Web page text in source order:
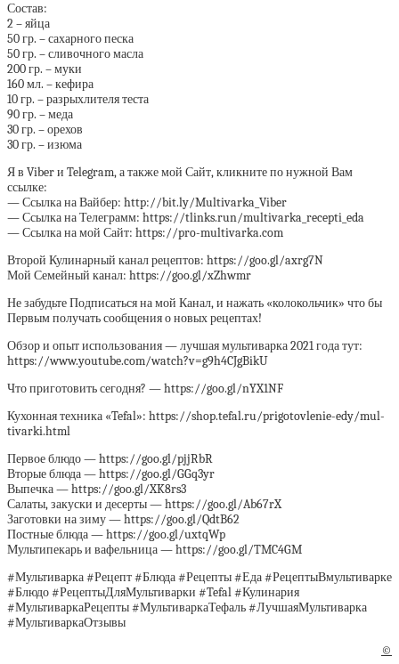
Состав:
2 – яйца
50 гр. – сахарного песка
50 гр. – сливочного масла
200 гр. – муки
160 мл. – кефира
10 гр. – разрыхлителя теста
90 гр. – меда
30 гр. – орехов
30 гр. – изюма
Я в Viber и Telegram, а также мой Сайт, кликните по нужной Вам
ссылке:
— Ссылка на Вайбер: http://bit.ly/Multivarka_Viber
— Ссылка на Телеграмм: https://tlinks.run/multivarka_recepti_eda
— Ссылка на мой Сайт: https://pro-multivarka.com
Второй Кулинарный канал рецептов: https://goo.gl/axrg7N
Мой Семейный канал: https://goo.gl/xZhwmr
Не забудьте Подписаться на мой Канал, и нажать «колокольчик» что бы
Первым получать сообщения о новых рецептах!
Обзор и опыт использования — лучшая мультиварка 2021 года тут:
https://www.youtube.com/watch?v=g9h4CJgBikU
Что приготовить сегодня? — https://goo.gl/nYX1NF
Кухонная техника «Tefal»: https://shop.tefal.ru/prigotovlenie-edy/mul-
tivarki.html
Первое блюдо — https://goo.gl/pjjRbR
Вторые блюда — https://goo.gl/GGq3yr
Выпечка — https://goo.gl/XK8rs3
Салаты, закуски и десерты — https://goo.gl/Ab67rX
Заготовки на зиму — https://goo.gl/QdtB62
Постные блюда — https://goo.gl/uxtqWp
Мультипекарь и вафельница — https://goo.gl/TMC4GM
#Мультиварка #Рецепт #Блюда #Рецепты #Еда #РецептыВмультиварке
#Блюдо #РецептыДляМультиварки #Tefal #Кулинария
#МультиваркаРецепты #МультиваркаТефаль #ЛучшаяМультиварка
#МультиваркаОтзывы
©